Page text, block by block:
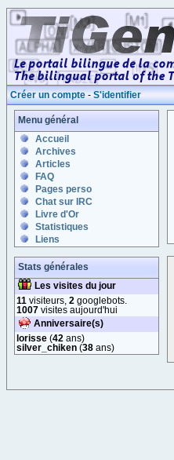
Créer un compte - S'identifier
Menu général
Accueil
Archives
Articles
FAQ
Pages perso
Chat sur IRC
Livre d'Or
Statistiques
Liens
Stats générales
Les visites du jour
11 visiteurs, 2 googlebots.
1007 visites aujourd'hui
Anniversaire(s)
lorisse (42 ans)
silver_chiken (38 ans)